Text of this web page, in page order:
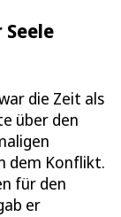
die Zeit als
über den
dem Konflikt.
für den
er